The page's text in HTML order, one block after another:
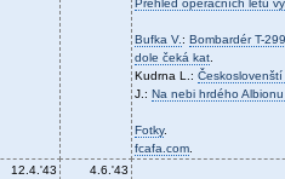
Bufka V.: Bombardér T-
dole čeká kat
Kudrna L.:
J.: Na nebi hrdého Albionu
Fotky.
fcafa.com
12.4.'43
4.6.'43